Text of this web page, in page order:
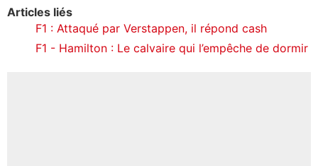
Articles liés
F1 : Attaqué par Verstappen, il répond cash
F1 - Hamilton : Le calvaire qui l’empêche de dormir